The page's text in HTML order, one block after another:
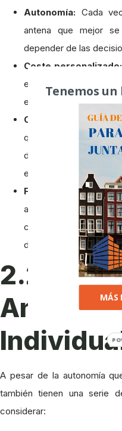
Autonomía: Cada
antena que mejor
depender de las
Coste personalizado:
el coste de la
eligiendo opciones que
Compatibilidad:Los
que sean
dispositivos o
existir en una antena
Flexibilidad:
La
a los propietarios
cuando lo consideren
de la comunidad.
2.2.
Antenas
A pesar de la autonomía
también tienen una serie
considerar:
Tenemos un
MÁS